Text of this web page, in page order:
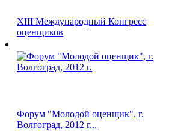
XIII Международный Конгресс
оценщиков
Форум "Молодой оценщик", г.
Волгоград, 2012 г...